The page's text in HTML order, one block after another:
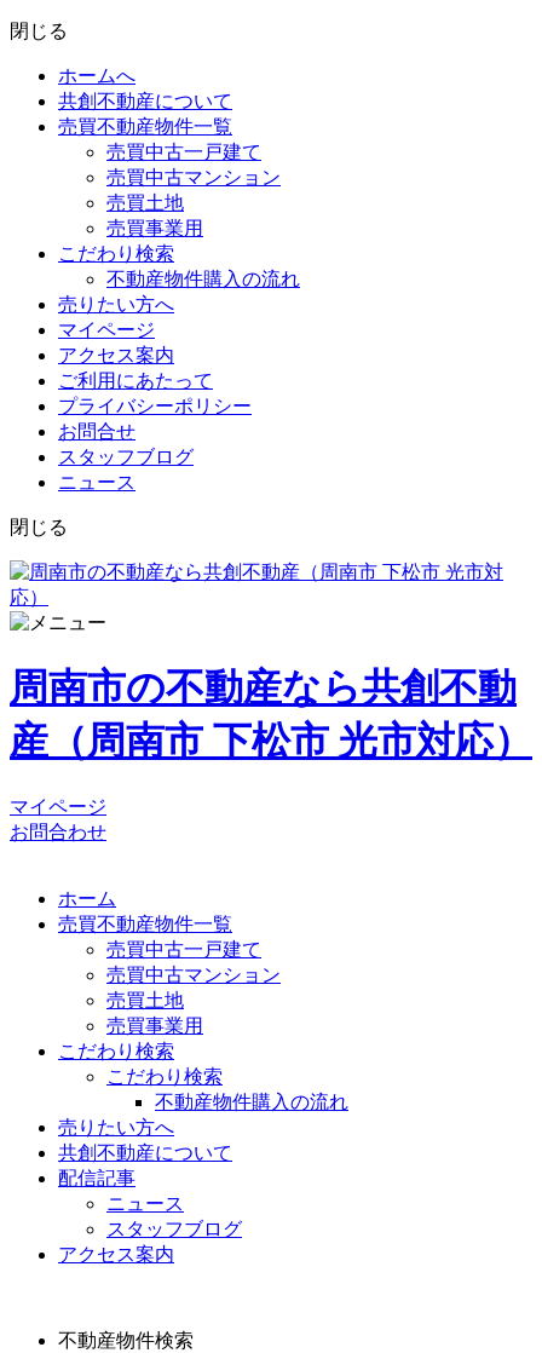
閉じる
ホームへ
共創不動産について
売買不動産物件一覧
売買中古一戸建て
売買中古マンション
売買土地
売買事業用
こだわり検索
不動産物件購入の流れ
売りたい方へ
マイページ
アクセス案内
ご利用にあたって
プライバシーポリシー
お問合せ
スタッフブログ
ニュース
閉じる
周南市の不動産なら共創不動
産（周南市 下松市 光市対応）
マイページ
お問合わせ
ホーム
売買不動産物件一覧
売買中古一戸建て
売買中古マンション
売買土地
売買事業用
こだわり検索
こだわり検索
不動産物件購入の流れ
売りたい方へ
共創不動産について
配信記事
ニュース
スタッフブログ
アクセス案内
不動産物件検索